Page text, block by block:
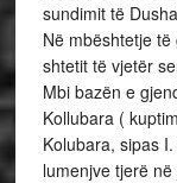
sundimit të
Në mbështetje
shtetit të vjetër
Mbi bazën e
Kollubara (
Kolubara, sipas
lumenjve tjerë